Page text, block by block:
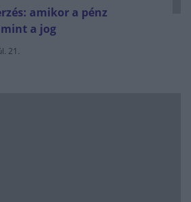
amikor a pénz
a jog
21.